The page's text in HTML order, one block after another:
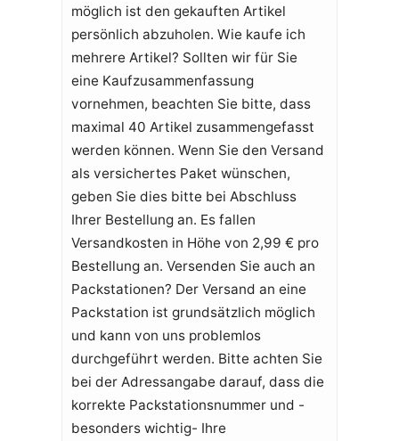
möglich ist den gekauften Artikel
persönlich abzuholen. Wie kaufe ich
mehrere Artikel? Sollten wir für Sie
eine Kaufzusammenfassung
vornehmen, beachten Sie bitte, dass
maximal 40 Artikel zusammengefasst
werden können. Wenn Sie den Versand
als versichertes Paket wünschen,
geben Sie dies bitte bei Abschluss
Ihrer Bestellung an. Es fallen
Versandkosten in Höhe von 2,99 € pro
Bestellung an. Versenden Sie auch an
Packstationen? Der Versand an eine
Packstation ist grundsätzlich möglich
und kann von uns problemlos
durchgeführt werden. Bitte achten Sie
bei der Adressangabe darauf, dass die
korrekte Packstationsnummer und -
besonders wichtig- Ihre